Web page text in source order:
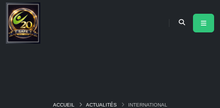
ACCUEIL ACTUALITÉS INTERNATIONAL